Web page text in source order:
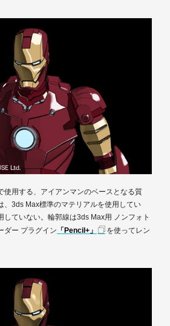
使用する、アイアンマンのベースとなる質
、3ds Max標準のマテリアルを使用してい
していない。輪郭線は3ds Max用 ノンフォト
ダー プラグイン 「Pencil+」
を使ってレン